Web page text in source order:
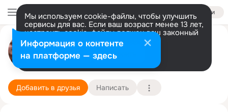
Войти
Мы используем cookie-файлы, чтобы улучшить
сервисы для вас. Если ваш возраст менее 13 лет,
настроить cookie-файлы должен ваш законный
представитель. Больше информации
Разрешить все Настроить
Алексей Гришечкин
Москва 27 января (43 года)
Подробнее
Добавить в друзья Написать
Информация о контенте
на платформе — здесь